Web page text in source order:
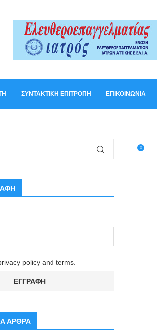
ΣΥΝΤΑΚΤΙΚΉ ΕΠΙΤΡΟΠΉ ΕΠΙΚΟΙΝΩΝΊΑ
0
policy and terms.
ΑΡΘΡΑ